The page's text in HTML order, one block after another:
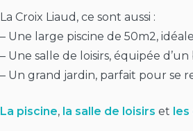
La Croix Liaud, ce sont aussi :
– Une large piscine de 50m2,
– Une salle de loisirs, équipée
– Un grand jardin, parfait pour se
La piscine, la salle de loisirs et les